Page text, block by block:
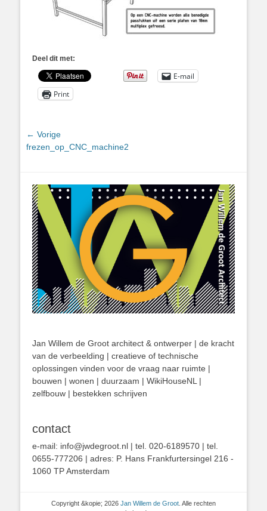
Deel dit met:
E-mail
Print
Bericht
navigatie
← Vorige
Vorig
frezen_op_CNC_machine2
Jan Willem de Groot architect & ontwerper | de kracht
van de verbeelding | creatieve of technische
oplossingen vinden voor de vraag naar ruimte |
bouwen | wonen | duurzaam | WikiHouseNL |
zelfbouw | bestekken schrijven
contact
e-mail: info@jwdegroot.nl | tel. 020-6189570 | tel.
0655-777206 | adres: P. Hans Frankfurtersingel 216 -
1060 TP Amsterdam
Copyright &kopie; 2026 Jan Willem de Groot . Alle rechten